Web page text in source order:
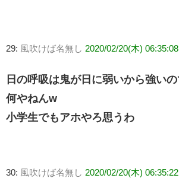
29: 風吹けば名無し 2020/02/20(木)
日の呼吸は鬼が日に弱いから強い
何やねんw
小学生でもアホやろ思うわ
30: 風吹けば名無し 2020/02/20(木)